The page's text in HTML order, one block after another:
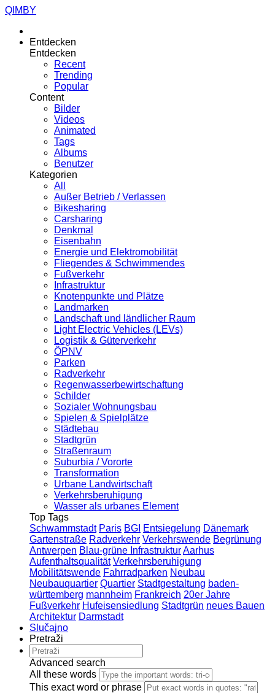
QIMBY
Entdecken
Entdecken
Recent
Trending
Popular
Content
Bilder
Videos
Animated
Tags
Albums
Benutzer
Kategorien
All
Außer Betrieb / Verlassen
Bikesharing
Carsharing
Denkmal
Eisenbahn
Energie und Elektromobilität
Fliegendes & Schwimmendes
Fußverkehr
Infrastruktur
Knotenpunkte und Plätze
Landmarken
Landschaft und ländlicher Raum
Light Electric Vehicles (LEVs)
Logistik & Güterverkehr
ÖPNV
Parken
Radverkehr
Regenwasserbewirtschaftung
Schilder
Sozialer Wohnungsbau
Spielen & Spielplätze
Städtebau
Stadtgrün
Straßenraum
Suburbia / Vororte
Transformation
Urbane Landwirtschaft
Verkehrsberuhigung
Wasser als urbanes Element
Top Tags
Schwammstadt Paris BGI Entsiegelung Dänemark
Gartenstraße Radverkehr Verkehrswende Begrünung
Antwerpen Blau-grüne InfrastrukturAarhus
Aufenthaltsqualität Verkehrsberuhigung
Mobilitätswende Fahrradparken Neubau
Neubauquartier Quartier Stadtgestaltung baden-
württemberg mannheim Frankreich 20er Jahre
Fußverkehr Hufeisensiedlung Stadtgrün neues Bauen
Architektur Darmstadt
Slučajno
Pretraži
Advanced search
All these words
This exact word or phrase